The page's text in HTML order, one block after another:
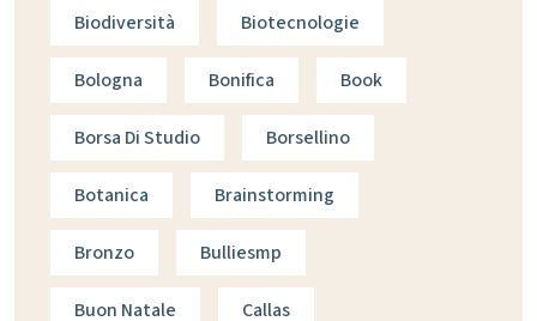
Biodiversità Biotecnologie
Bologna Bonifica Book
Borsa Di Studio Borsellino
Botanica Brainstorming
Bronzo Bulliesmp
Buon Natale Callas